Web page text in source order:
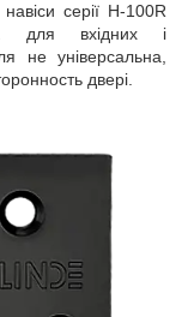
серії H-100R
для вхідних і
не універсальна,
двері.